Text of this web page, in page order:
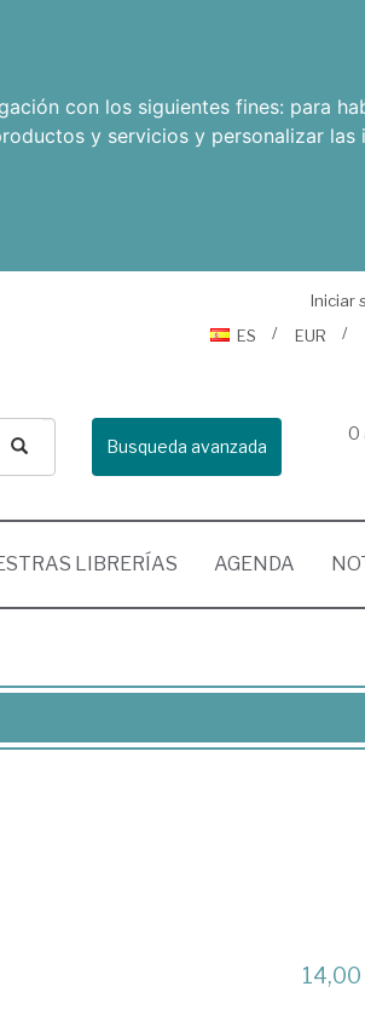
con los siguientes fines: para
y servicios y personalizar las
Iniciar
ES
EUR
Busqueda avanzada
0
LIBRERÍAS AGENDA
14,00